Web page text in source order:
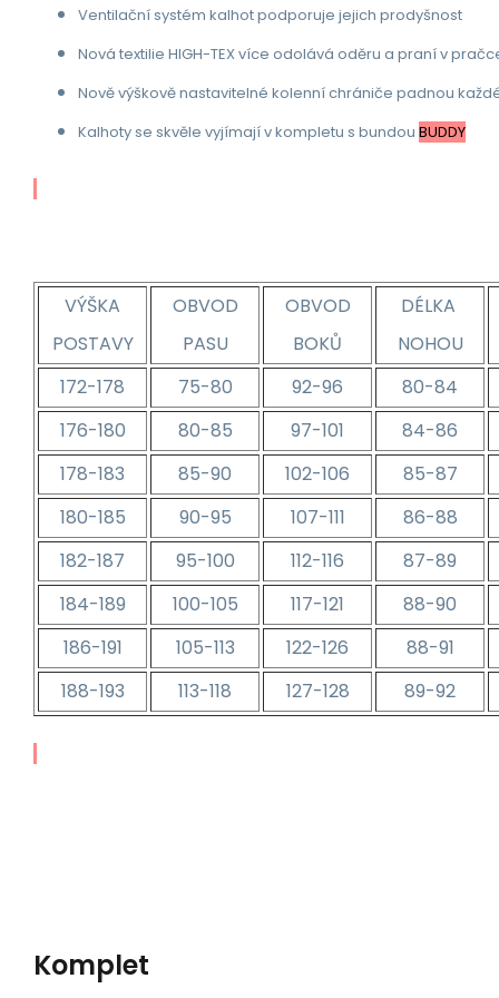
Ventilační systém kalhot podporuje jejich prodyšnost
Nová textilie HIGH-TEX více odolává oděru a praní v
Nově výškově nastavitelné kolenní chrániče padnou
Kalhoty se skvěle vyjímají v kompletu s bundou BUDDY
VÝŠKA
POSTAVY
OBVOD
PASU
OBVOD
BOKŮ
DÉLKA
NOHOU
172-178
75-80 92-96
80-84
176-180
80-85 97-101
84-86
178-183
85-90 102-106
85-87
180-185
90-95 107-111
86-88
182-187
95-100 112-116
87-89
184-189
100-105 117-121
88-90
186-191
105-113 122-126
88-91
188-193
113-118 127-128 89-92
Komplet